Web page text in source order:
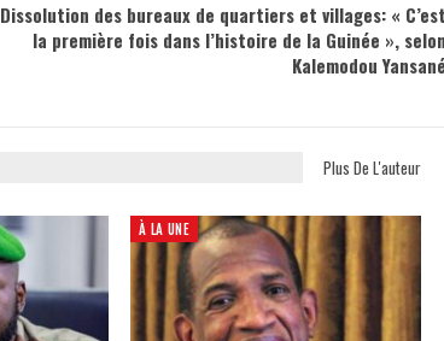
Dissolution des bureaux de quartiers et villages: « C’est
la première fois dans l’histoire de la Guinée », selon
Kalemodou Yansané
Plus De L'auteur
À LA UNE